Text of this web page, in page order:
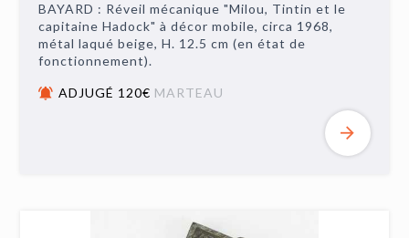
BAYARD : Réveil mécanique "Milou, Tintin et le
capitaine Hadock" à décor mobile, circa 1968,
métal laqué beige, H. 12.5 cm (en état de
fonctionnement).
ADJUGÉ 120€ MARTEAU